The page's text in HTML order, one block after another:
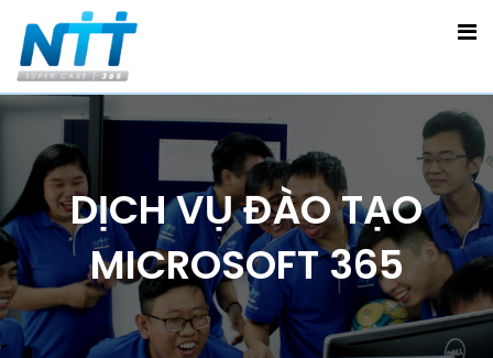
DỊCH VỤ ĐÀO TẠO
MICROSOFT 365